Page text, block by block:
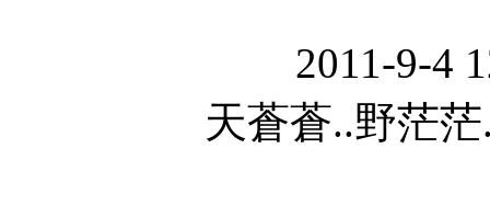
2011-9-4
天蒼蒼..野茫